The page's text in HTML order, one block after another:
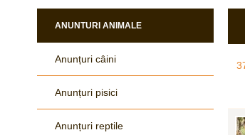
ANUNTURI ANIMALE
Anunțuri câini
Anunțuri pisici
Anunțuri reptile